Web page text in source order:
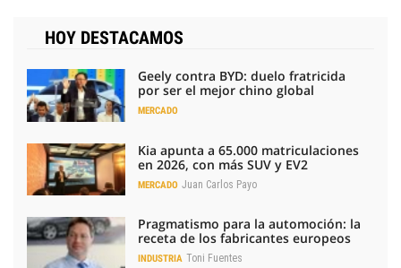
HOY DESTACAMOS
Geely contra BYD: duelo fratricida
por ser el mejor chino global
MERCADO
Kia apunta a 65.000 matriculaciones
en 2026, con más SUV y EV2
MERCADO Juan Carlos Payo
Pragmatismo para la automoción: la
receta de los fabricantes europeos
INDUSTRIA Toni Fuentes